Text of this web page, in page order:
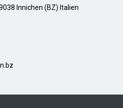
Innichen (BZ) Italien